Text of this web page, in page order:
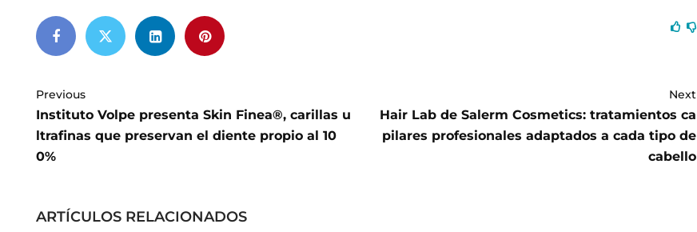
Previous
Instituto Volpe presenta Skin Finea®, carillas u
ltrafinas que preservan el diente propio al 10
0%
Next
Hair Lab de Salerm Cosmetics: tratamientos ca
pilares profesionales adaptados a cada tipo de
cabello
ARTÍCULOS RELACIONADOS